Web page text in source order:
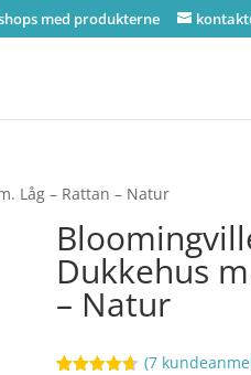
med produkterne
Låg – Rattan – Natur
Dukkehus
– Natur
(7